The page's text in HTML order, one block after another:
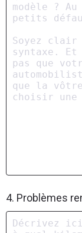
4. Problèmes